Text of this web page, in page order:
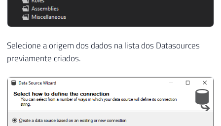
Selecione a origem dos dados na lista dos Datasources
previamente criados.